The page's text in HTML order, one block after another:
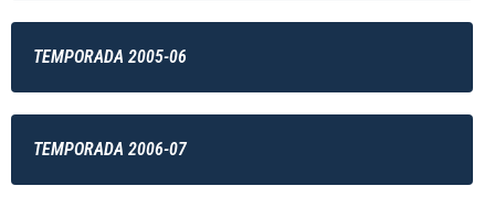
TEMPORADA 2005-06
TEMPORADA 2006-07